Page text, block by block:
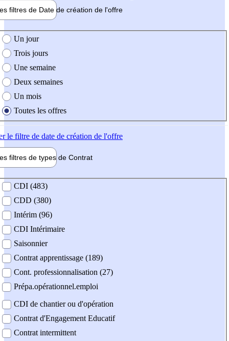
filtres de Date de création de l'offre
création de l'offre
Un jour
Trois jours
Une semaine
Deux semaines
Un mois
Toutes les offres
le filtre de date de création de l'offre
filtres de types de Contrat
contrat
CDI (483)
CDD (380)
Intérim (96)
CDI Intérimaire
Saisonnier
Contrat apprentissage (189)
Cont. professionnalisation (27)
Prépa.opérationnel.emploi
CDI de chantier ou d'opération
Contrat d'Engagement Educatif
Contrat intermittent